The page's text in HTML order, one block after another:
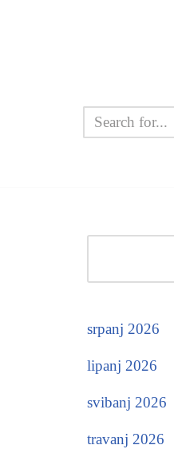
srpanj 2026
lipanj 2026
svibanj 2026
travanj 2026